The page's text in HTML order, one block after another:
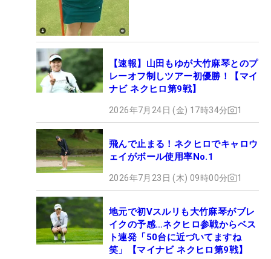
【速報】山田もゆが大竹麻琴とのプ
レーオフ制しツアー初優勝！【マイ
ナビ ネクヒロ第9戦】
2026年7月24日 (金) 17時34分 1
飛んで止まる！ネクヒロでキャロウ
ェイがボール使用率No.1
2026年7月23日 (木) 09時00分 1
地元で初Vスルリも大竹麻琴がブレ
イクの予感…ネクヒロ参戦からベス
ト連発「50台に近づいてますね
笑」【マイナビ ネクヒロ第9戦】